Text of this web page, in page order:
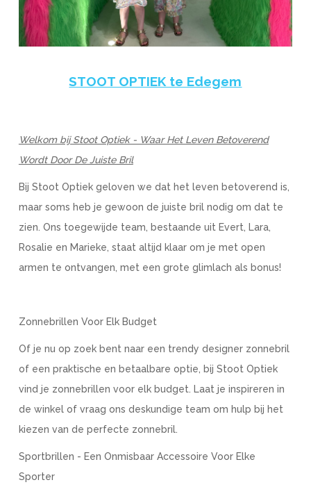
STOOT OPTIEK te Edegem
Welkom bij Stoot Optiek - Waar Het Leven Betoverend
Wordt Door De Juiste Bril
Bij Stoot Optiek geloven we dat het leven betoverend is,
maar soms heb je gewoon de juiste bril nodig om dat te
zien. Ons toegewijde team, bestaande uit Evert, Lara,
Rosalie en Marieke, staat altijd klaar om je met open
armen te ontvangen, met een grote glimlach als bonus!
Zonnebrillen Voor Elk Budget
Of je nu op zoek bent naar een trendy designer zonnebril
of een praktische en betaalbare optie, bij Stoot Optiek
vind je zonnebrillen voor elk budget. Laat je inspireren in
de winkel of vraag ons deskundige team om hulp bij het
kiezen van de perfecte zonnebril.
Sportbrillen - Een Onmisbaar Accessoire Voor Elke
Sporter